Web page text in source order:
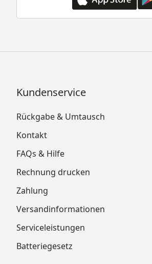
Kundenservice
Rückgabe & Umtausch
Kontakt
FAQs & Hilfe
Rechnung drucken
Zahlung
Versandinformationen
Serviceleistungen
Batteriegesetz